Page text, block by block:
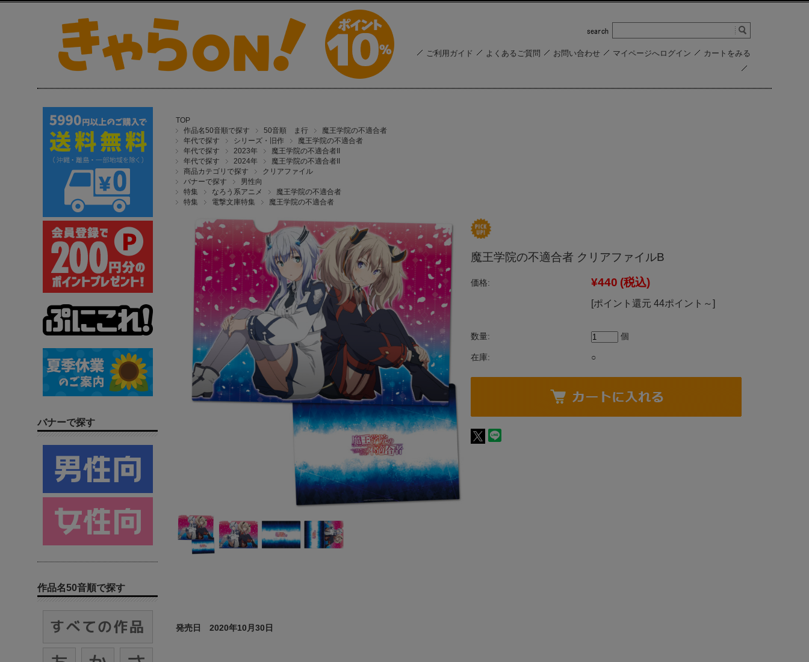
ご利用ガイド よくあるご質問 お問い合わせ マイページへログイン カートをみる
TOP
作品名50音順で探す
50音順 ま行
魔王学院の不適合者
年代で探す
シリーズ・旧作
魔王学院の不適合者
年代で探す
2023年
魔王学院の不適合者II
年代で探す
2024年
魔王学院の不適合者II
商品カテゴリで探す
クリアファイル
バナーで探す
男性向
特集
なろう系アニメ
魔王学院の不適合者
特集
電撃文庫特集 魔王学院の不適合者
魔王学院の不適合者 クリアファイルB
価格: ¥440 (税込)
[ポイント還元 44ポイント～]
数量: 個
在庫: ○
発売日 2020年10月30日
バナーで探す
作品名50音順で探す